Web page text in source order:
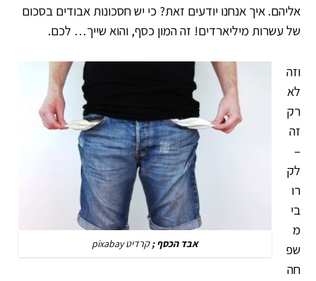
אליהם. איך אנחנו יודעים זאת? כי יש חסכונות אבודים בסכום
של עשרות מיליארדים! זה המון כסף, והוא שייך… לכם.
אבד הכסף ;קרדיט pixabay
וזה
לא
רק
זה
–
לק
רו
בי
מ
שפ
חה